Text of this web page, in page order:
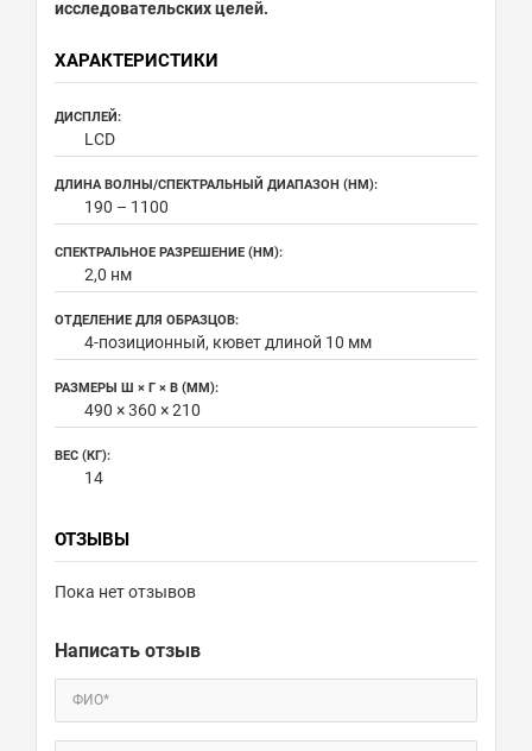
исследовательских целей.
ХАРАКТЕРИСТИКИ
ДИСПЛЕЙ:
LCD
ДЛИНА ВОЛНЫ/СПЕКТРАЛЬНЫЙ ДИАПАЗОН (НМ):
190 – 1100
СПЕКТРАЛЬНОЕ РАЗРЕШЕНИЕ (НМ):
2,0 нм
ОТДЕЛЕНИЕ ДЛЯ ОБРАЗЦОВ:
4-позиционный, кювет длиной 10 мм
РАЗМЕРЫ Ш × Г × В (ММ):
490 × 360 × 210
ВЕС (КГ):
14
ОТЗЫВЫ
Пока нет отзывов
Написать отзыв
ФИО*